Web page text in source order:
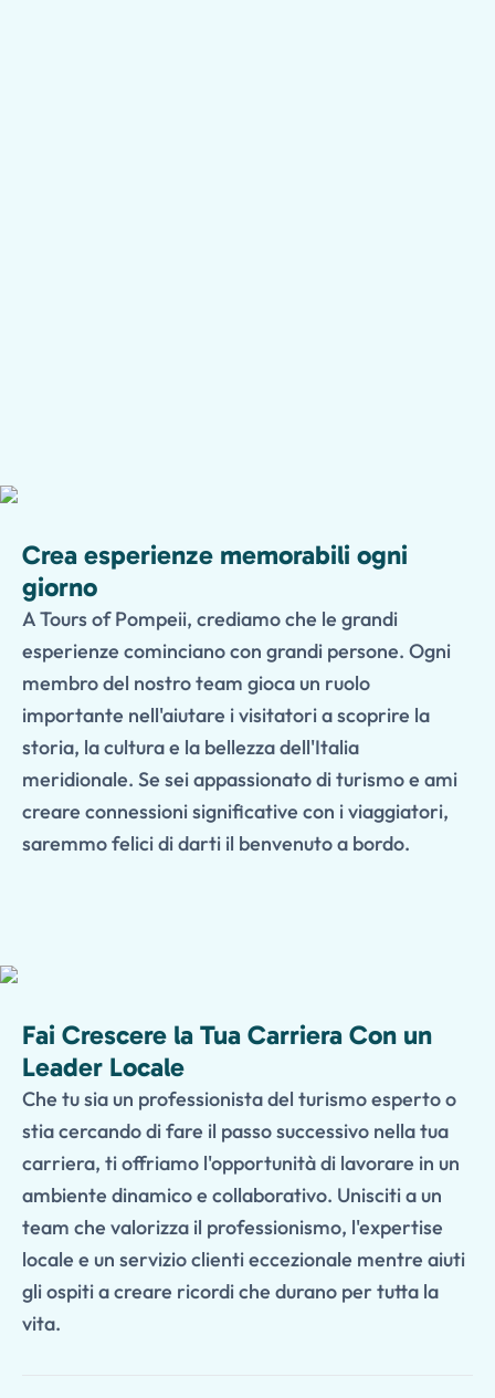
Crea esperienze memorabili ogni
giorno
A Tours of Pompeii, crediamo che le grandi
esperienze cominciano con grandi persone. Ogni
membro del nostro team gioca un ruolo
importante nell'aiutare i visitatori a scoprire la
storia, la cultura e la bellezza dell'Italia
meridionale. Se sei appassionato di turismo e ami
creare connessioni significative con i viaggiatori,
saremmo felici di darti il benvenuto a bordo.
Fai Crescere la Tua Carriera Con un
Leader Locale
Che tu sia un professionista del turismo esperto o
stia cercando di fare il passo successivo nella tua
carriera, ti offriamo l'opportunità di lavorare in un
ambiente dinamico e collaborativo. Unisciti a un
team che valorizza il professionismo, l'expertise
locale e un servizio clienti eccezionale mentre aiuti
gli ospiti a creare ricordi che durano per tutta la
vita.